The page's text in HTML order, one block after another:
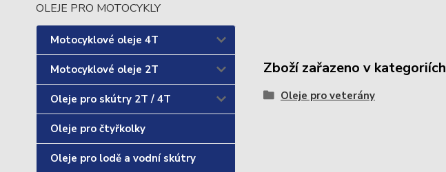
OLEJE PRO MOTOCYKLY
Motocyklové oleje 4T
Motocyklové oleje 2T
Oleje pro skútry 2T / 4T
Oleje pro čtyřkolky
Oleje pro lodě a vodní skútry
Zboží zařazeno v kategoriích
Oleje pro veterány